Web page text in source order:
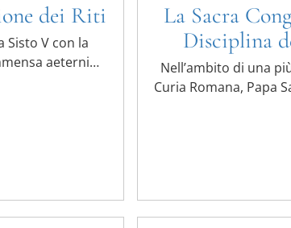
dei Riti
Sisto V con la
aeterni
La Sacra
Disciplina
Nell’ambito di una
Curia Romana, Papa